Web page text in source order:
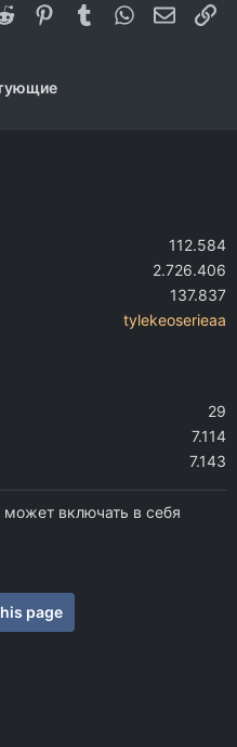
Reddit Pinterest
Tumblr WhatsApp
112.584
2.726.406
137.837
tylekeoserieaa
29
7.114
7.143
может включать в себя
page